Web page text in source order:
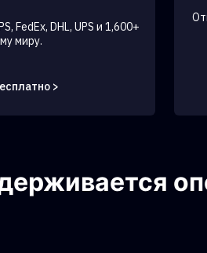
FedEx, DHL, UPS и 1,600+
миру.
>